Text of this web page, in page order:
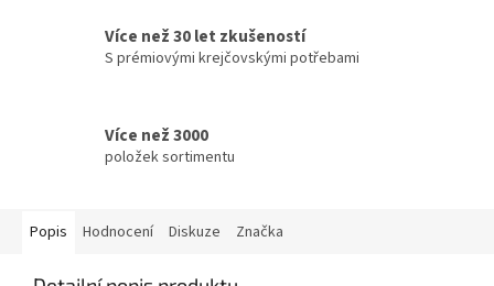
Více než 30 let zkušeností
S prémiovými krejčovskými potřebami
Více než 3000
položek sortimentu
Popis Hodnocení Diskuze Značka